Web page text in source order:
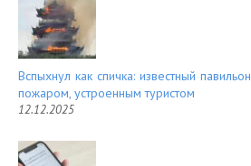
Вспыхнул как спичка: известный
пожаром, устроенным туристом
12.12.2025